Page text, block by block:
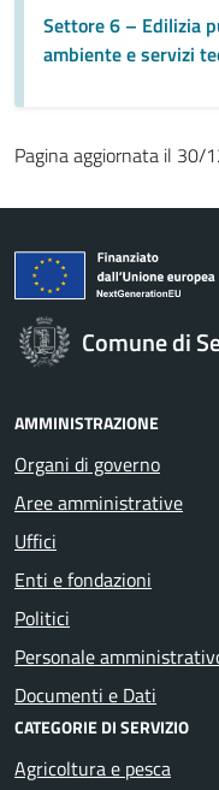
Settore 6 – Edilizia
ambiente e servizi
Pagina aggiornata il 30/
Comune di
AMMINISTRAZIONE
Organi di governo
Aree amministrative
Uffici
Enti e fondazioni
Politici
Personale
Documenti e Dati
CATEGORIE DI SERVIZIO
Agricoltura e pesca